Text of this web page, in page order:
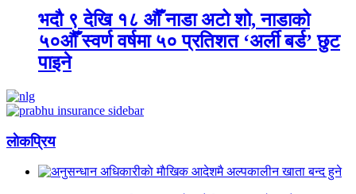
भदौ ९ देखि १८ औँ नाडा अटो शो, नाडाको
५०औँ स्वर्ण वर्षमा ५० प्रतिशत ‘अर्ली बर्ड’ छुट
पाइने
लाेकप्रिय